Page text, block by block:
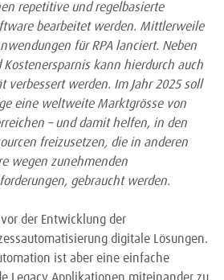
repetitive und regelbasierte
bearbeitet werden. Mittlerweile
für RPA lanciert. Neben
kann hierdurch auch
verbessert werden. Im Jahr 2025 soll
eine weltweite Marktgrösse von
– und damit helfen, in den
freizusetzen, die in anderen
wegen zunehmenden
gebraucht werden.
der Entwicklung der
digitale Lösungen.
ist aber eine einfache